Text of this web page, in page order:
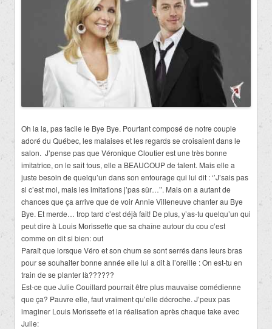
Oh la la, pas facile le Bye Bye. Pourtant composé de notre couple
adoré du Québec, les malaises et les regards se croisaient dans le
salon. J’pense pas que Véronique Cloutier est une très bonne
imitatrice, on le sait tous, elle a BEAUCOUP de talent. Mais elle a
juste besoin de quelqu’un dans son entourage qui lui dit : ‘’J’sais pas
si c’est moi, mais les imitations j’pas sûr…’’. Mais on a autant de
chances que ça arrive que de voir Annie Villeneuve chanter au Bye
Bye. Et merde… trop tard c’est déjà fait! De plus, y’as-tu quelqu’un qui
peut dire à Louis Morissette que sa chaîne autour du cou c’est
comme on dit si bien: out
Paraît que lorsque Véro et son chum se sont serrés dans leurs bras
pour se souhaiter bonne année elle lui a dit à l’oreille : On est-tu en
train de se planter là??????
Est-ce que Julie Couillard pourrait être plus mauvaise comédienne
que ça? Pauvre elle, faut vraiment qu’elle décroche. J’peux pas
imaginer Louis Morissette et la réalisation après chaque take avec
Julie: